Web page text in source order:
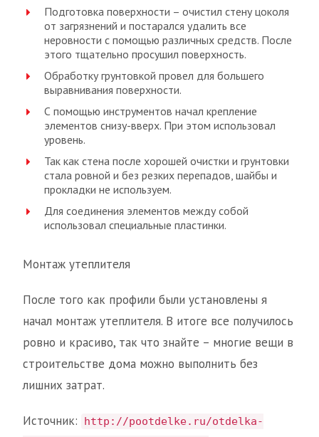
Подготовка поверхности – очистил стену цоколя
от загрязнений и постарался удалить все
неровности с помощью различных средств. После
этого тщательно просушил поверхность.
Обработку грунтовкой провел для большего
выравнивания поверхности.
С помощью инструментов начал крепление
элементов снизу-вверх. При этом использовал
уровень.
Так как стена после хорошей очистки и грунтовки
стала ровной и без резких перепадов, шайбы и
прокладки не используем.
Для соединения элементов между собой
использовал специальные пластинки.
Монтаж утеплителя
После того как профили были установлены я
начал монтаж утеплителя. В итоге все получилось
ровно и красиво, так что знайте – многие вещи в
строительстве дома можно выполнить без
лишних затрат.
Источник:
http://pootdelke.ru/otdelka-